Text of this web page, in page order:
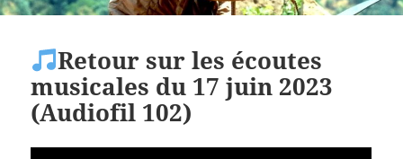
Retour sur les écoutes
musicales du 17 juin 2023
(Audiofil 102)